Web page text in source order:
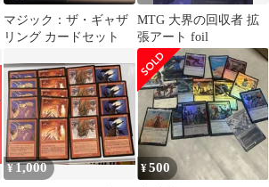
マジック：ザ・ギャザ
リング カードセット
MTG 大界の回収者 拡
張アート foil
¥ 1,000 ¥500